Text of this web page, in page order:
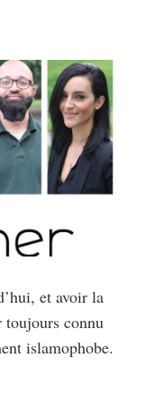
et avoir la
toujours connu
islamophobe.